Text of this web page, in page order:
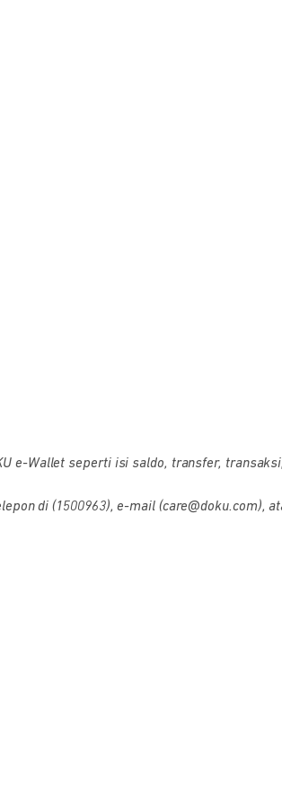
e-Wallet seperti isi saldo, transfer,
di (1500963), e-mail (care@doku.com),